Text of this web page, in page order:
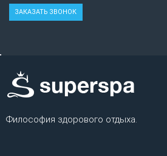
Философия здорового отдыха.